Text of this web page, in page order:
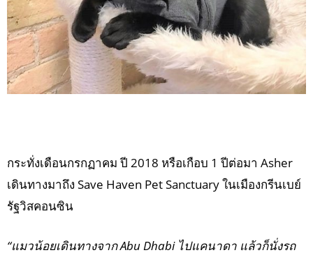
กระทั่งเดือนกรกฏาคม ปี 2018 หรือเกือบ 1 ปีต่อมา Asher
เดินทางมาถึง Save Haven Pet Sanctuary ในเมืองกรีนเบย์
รัฐวิสคอนซิน
“แมวน้อยเดินทางจาก Abu Dhabi ไปแคนาดา แล้วก็นั่งรถ